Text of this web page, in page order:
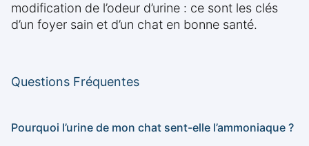
modification de l’odeur d’urine : ce sont les clés
d’un foyer sain et d’un chat en bonne santé.
Questions Fréquentes
Pourquoi l’urine de mon chat sent-elle l’ammoniaque ?